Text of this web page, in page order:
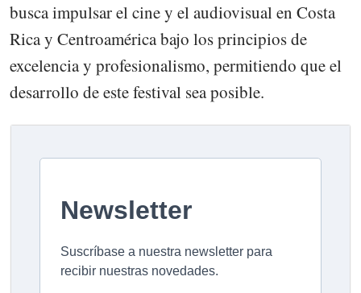
busca impulsar el cine y el audiovisual en Costa
Rica y Centroamérica bajo los principios de
excelencia y profesionalismo, permitiendo que el
desarrollo de este festival sea posible.